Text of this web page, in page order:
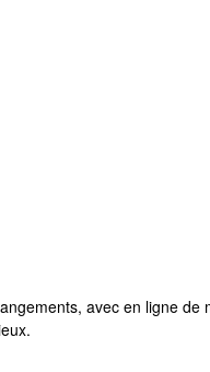
avec en ligne de